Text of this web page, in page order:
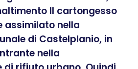
Il cartongesso
assimilato nella
di Castelplanio, in
nella